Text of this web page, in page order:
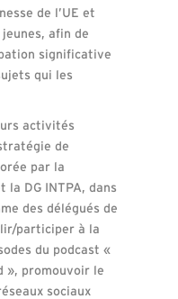
de l’UE et
afin de
significative
qui les
activités
de
par la
la DG INTPA, dans
des délégués de
participer à la
du podcast «
», promouvoir le
sociaux